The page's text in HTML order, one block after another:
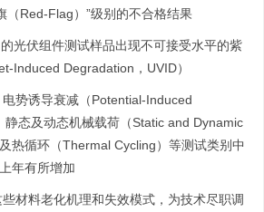
（Red-Flag）”级别的不合格结果
光伏组件测试样品出现不可接受水平的紫
Induced Degradation，UVID）
势诱导衰减（Potential-Induced
静态及动态机械载荷（Static and Dynamic
热循环（Thermal Cycling）等测试类别中
年有所增加
材料老化机理和失效模式，为技术尽职调